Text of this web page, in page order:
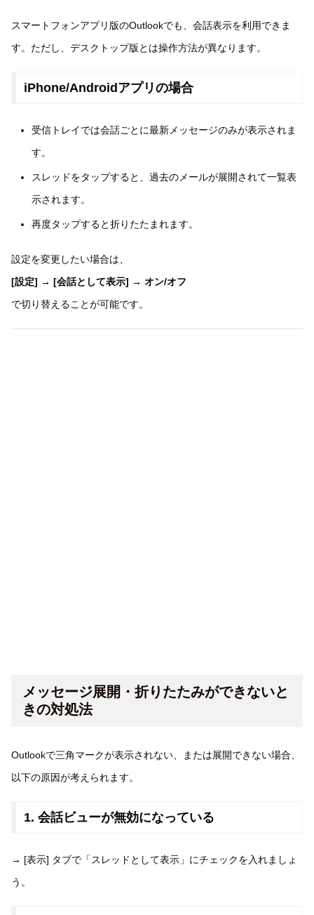
スマートフォンアプリ版のOutlookでも、会話表示を利用できま
す。ただし、デスクトップ版とは操作方法が異なります。
iPhone/Androidアプリの場合
受信トレイでは会話ごとに最新メッセージのみが表示されま
す。
スレッドをタップすると、過去のメールが展開されて一覧表
示されます。
再度タップすると折りたたまれます。
設定を変更したい場合は、
[設定] → [会話として表示] → オン/オフ
で切り替えることが可能です。
メッセージ展開・折りたたみができないと
きの対処法
Outlookで三角マークが表示されない、または展開できない場合、
以下の原因が考えられます。
1. 会話ビューが無効になっている
→ [表示] タブで「スレッドとして表示」にチェックを入れましょ
う。